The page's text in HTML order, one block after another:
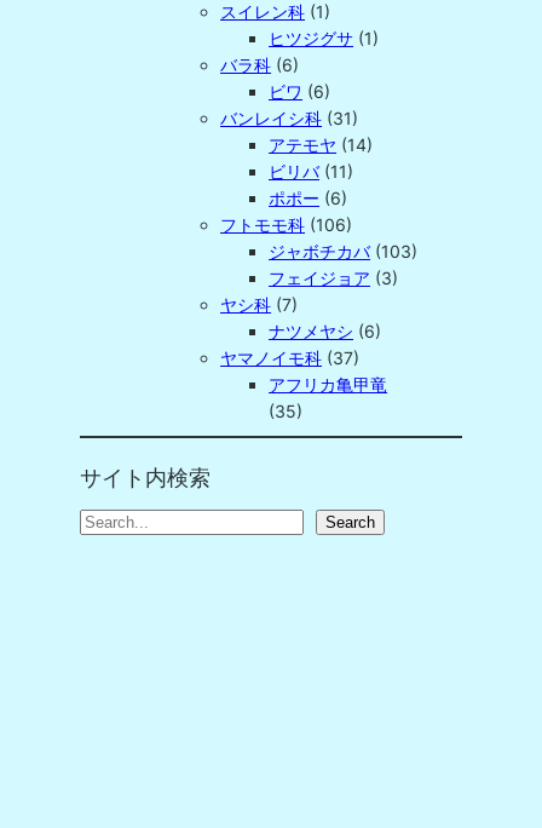
スイレン科 (1)
ヒツジグサ (1)
バラ科 (6)
ビワ (6)
バンレイシ科 (31)
アテモヤ (14)
ビリバ(11)
ポポー (6)
フトモモ科 (106)
ジャボチカバ(103)
フェイジョア (3)
ヤシ科 (7)
ナツメヤシ (6)
ヤマノイモ科 (37)
アフリカ亀甲竜
(35)
サイト内検索
S
Search